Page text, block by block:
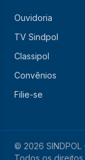
Ouvidoria
TV Sindpol
Classipol
Convênios
Filie-se
© 2026 SINDPOL
Todos os direitos